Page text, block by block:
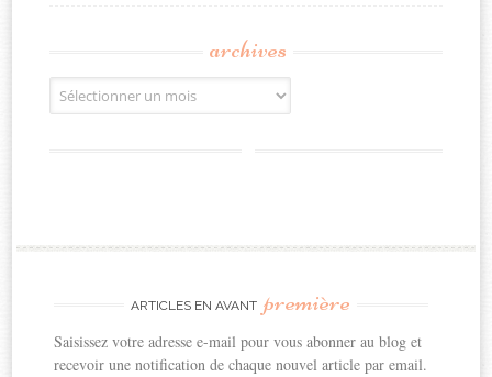
archives
Archives
ARTICLES EN AVANT première
Saisissez votre adresse e-mail pour vous abonner au blog et
recevoir une notification de chaque nouvel article par email.